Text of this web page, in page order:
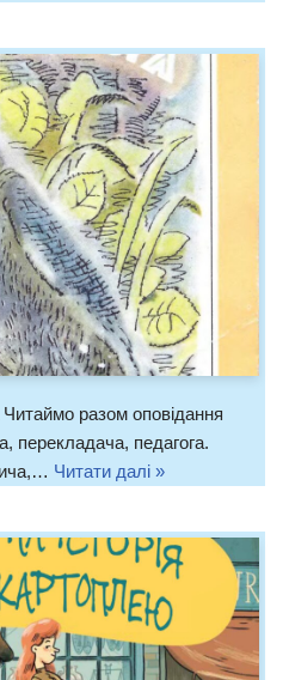
Читаймо разом оповідання
перекладача, педагога.
Читати далі »